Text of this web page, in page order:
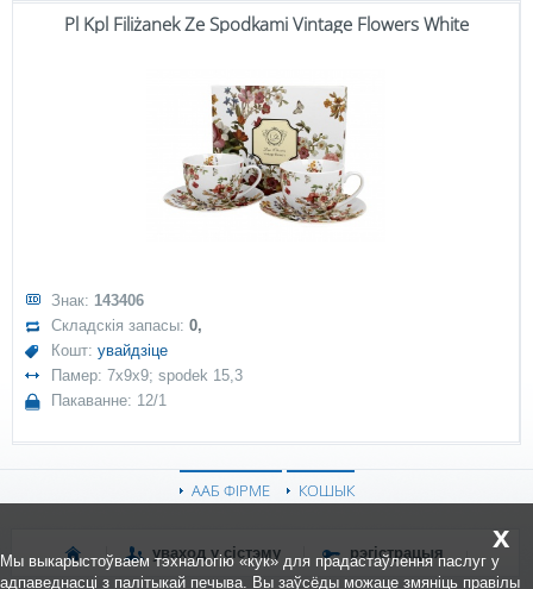
Pl Kpl Filiżanek Ze Spodkami Vintage Flowers White
Знак: 143406
Складскія запасы:0,
Кошт:увайдзіце
Памер: 7x9x9; spodek 15,3
Пакаванне: 12/1
ААБ ФІРМЕ КОШЫК
уваход у сістэму рэгістрацыя x
Мы выкарыстоўваем тэхналогію «кук» для прадастаўлення паслуг у
адпаведнасці з палітыкай печыва. Вы заўсёды можаце змяніць правілы